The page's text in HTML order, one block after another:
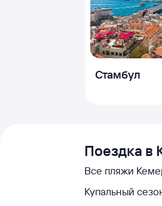
Стамбул
Поездка в
Все пляжи
Купальный